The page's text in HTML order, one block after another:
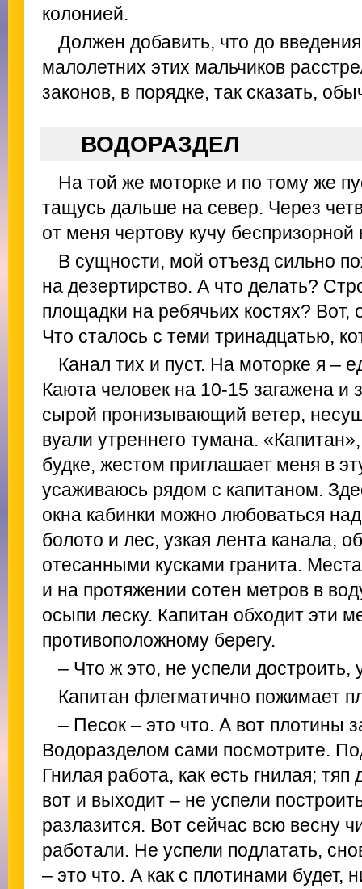
колонией.
Должен добавить, что до
малолетних этих мальчиков
законов, в порядке, так сказать,
ВОДОРАЗДЕЛ
На той же моторке и по тому же
тащусь дальше на север. Через
от меня чертову кучу беспризорной
В сущности, мой отъезд сильно
на дезертирство. А что делать?
площадки на ребячьих костях? Вот,
Что сталось с теми тринадцатью,
Канал тих и пуст. На моторке я –
Каюта человек на 10-15 загажена и
сырой пронизывающий ветер,
вуали утреннего тумана.
будке, жестом приглашает меня в
усаживаюсь рядом с капитаном.
окна кабинки можно любоваться
болото и лес, узкая лента канала,
отесанными кусками гранита.
и на протяжении сотен метров в
осыпи леску. Капитан обходит эти
противоположному берегу.
– Что ж это, не успели достроить,
Капитан флегматично пожимает
– Песок – это что. А вот плотины
Водоразделом сами посмотрите.
Гнилая работа, как есть гнилая;
вот и выходит – не успели
разлазится. Вот сейчас всю весну
работали. Не успели подлатать,
– это что. А как с плотинами будет,